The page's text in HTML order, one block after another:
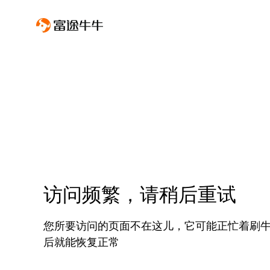
访问频繁，请稍后重试
您所要访问的页面不在这儿，它可能正忙着刷
后就能恢复正常